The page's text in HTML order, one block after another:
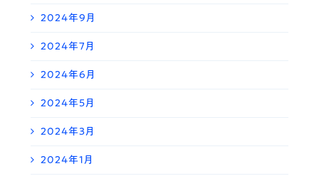
2024年9月
2024年7月
2024年6月
2024年5月
2024年3月
2024年1月